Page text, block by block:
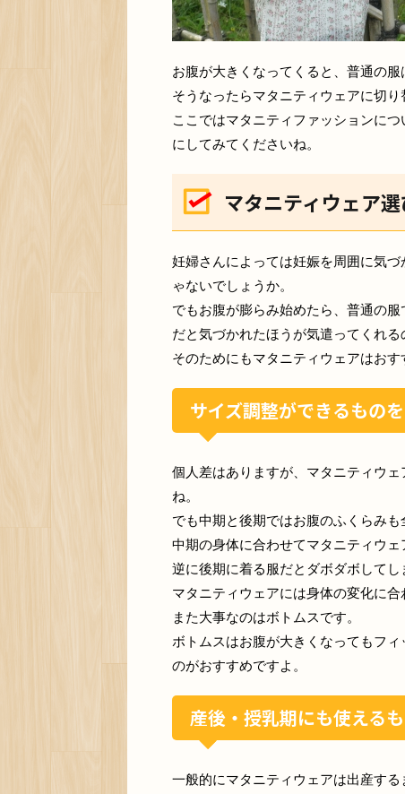
お腹が大きくなってくると、普通の服
そうなったらマタニティウェアに切り
ここではマタニティファッションに
にしてみてくださいね。
マタニティウェア
妊婦さんによっては妊娠を周囲に気
ゃないでしょうか。
でもお腹が膨らみ始めたら、普通の
だと気づかれたほうが気遣ってくれる
そのためにもマタニティウェアはおす
サイズ調整ができるものを
個人差はありますが、マタニティウ
ね。
でも中期と後期ではお腹のふくらみも
中期の身体に合わせてマタニティウ
逆に後期に着る服だとダボダボしてし
マタニティウェアには身体の変化に
また大事なのはボトムスです。
ボトムスはお腹が大きくなってもフ
のがおすすめですよ。
産後・授乳期にも使える
一般的にマタニティウェアは出産する